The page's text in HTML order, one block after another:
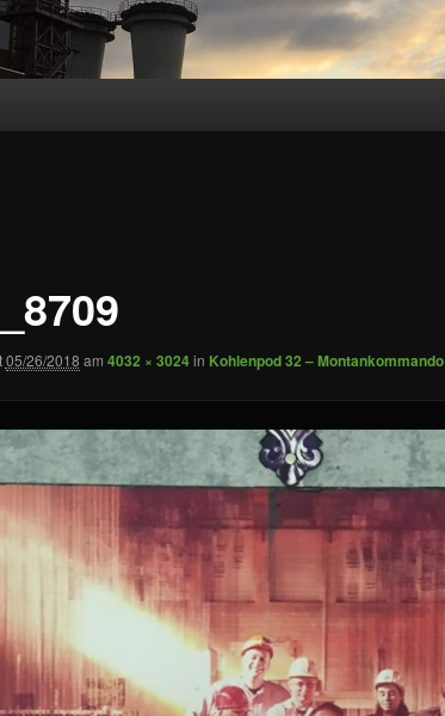
05/26/2018 am 4032 × 3024in Kohlenpod 32 – Montankommando